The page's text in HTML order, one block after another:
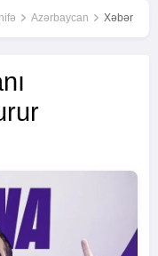
Azərbaycan Xəbər